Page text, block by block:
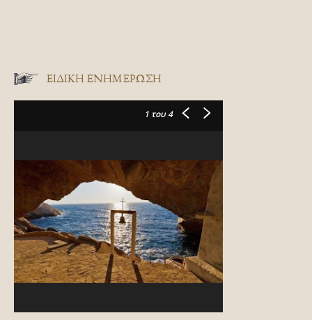
ΕΙΔΙΚΉ ΕΝΗΜΈΡΩΣΗ
1 του 4